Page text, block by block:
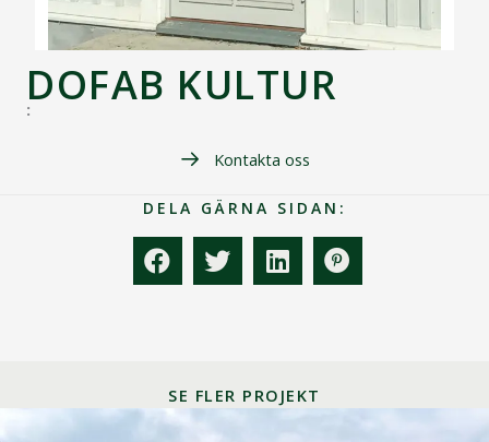
DOFAB KULTUR
:
Kontakta oss
DELA GÄRNA SIDAN:
SE FLER PROJEKT